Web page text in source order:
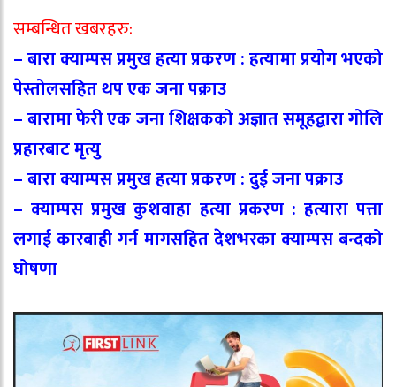
सम्बन्धित खबरहरु:
–बारा क्याम्पस प्रमुख हत्या प्रकरण : हत्यामा प्रयोग भएको
पेस्तोलसहित थप एक जना पक्राउ
–बारामा फेरी एक जना शिक्षकको अज्ञात समूहद्वारा गोलि
प्रहारबाट मृत्यु
–बारा क्याम्पस प्रमुख हत्या प्रकरण : दुई जना पक्राउ
–क्याम्पस प्रमुख कुशवाहा हत्या प्रकरण : हत्यारा पत्ता
लगाई कारबाही गर्न मागसहित देशभरका क्याम्पस बन्दको
घोषणा